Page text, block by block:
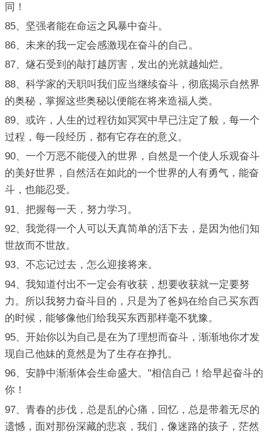
同！
85、坚强者能在命运之风暴中奋斗。
86、未来的我一定会感激现在奋斗的自己。
87、燧石受到的敲打越厉害，发出的光就越灿烂。
88、科学家的天职叫我们应当继续奋斗，彻底揭示自然界
的奥秘，掌握这些奥秘以便能在将来造福人类。
89、或许，人生的过程彷如冥冥中早已注定了般，每一个
过程，每一段经历，都有它存在的意义。
90、一个万恶不能侵入的世界，自然是一个使人乐观奋斗
的美好世界，自然活在如此的一个世界的人有勇气，能奋
斗，也能忍受。
91、把握每一天，努力学习。
92、我觉得一个人可以天真简单的活下去，是因为他们知
世故而不世故。
93、不忘记过去，怎么迎接将来。
94、我知道付出不一定会有收获，想要收获就一定要努
力。所以我努力奋斗目的，只是为了爸妈在给自己买东西
的时候，能够像他们给我买东西那样毫不犹豫。
95、开始你以为自己是在为了理想而奋斗，渐渐地你才发
现自己他妹的竟然是为了生存在挣扎。
96、安静中渐渐体会生命盛大。"相信自己！给早起奋斗的
你！
97、青春的步伐，总是乱的心痛，回忆，总是带着无尽的
遗憾，面对那份深藏的悲哀，我们，像迷路的孩子，茫然